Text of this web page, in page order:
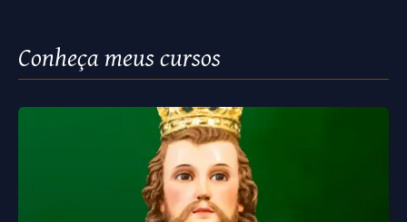
Conheça meus cursos